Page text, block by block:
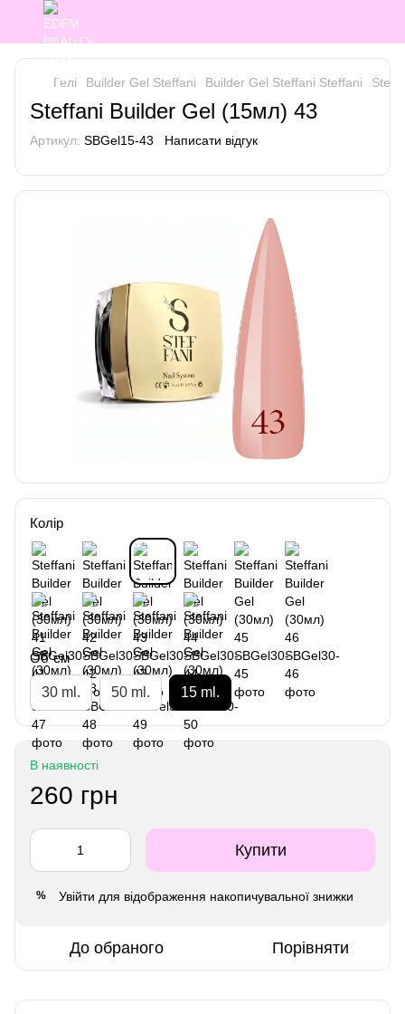
Гелі Builder Gel Steffani Builder Gel Steffani Steffani
Steffani Builder Gel (15мл) 43
Артикул: SBGel15-43 Написати відгук
Колір
Об`єм
30 ml. 50 ml. 15 ml.
В наявності
260 грн
Купити
% Увійти для відображення накопичувальної знижки
До обраного Порівняти